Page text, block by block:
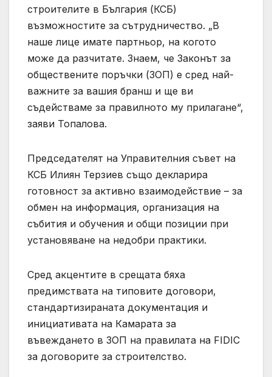
строителите в България (КСБ)
възможностите за сътрудничество. „В
наше лице имате партньор, на когото
може да разчитате. Знаем, че Законът за
обществените поръчки (ЗОП) е сред най-
важните за вашия бранш и ще ви
съдействаме за правилното му прилагане“,
заяви Топалова.
Председателят на Управителния съвет на
КСБ Илиян Терзиев също декларира
готовност за активно взаимодействие – за
обмен на информация, организация на
събития и обучения и общи позиции при
установяване на недобри практики.
Сред акцентите в срещата бяха
предимствата на типовите договори,
стандартизираната документация и
инициативата на Камарата за
въвеждането в ЗОП на правилата на FIDIC
за договорите за строителство.